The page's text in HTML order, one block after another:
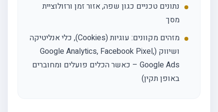
נתונים טכניים כגון שפה, אזור זמן ורזולוציית
מסך
מזהים מקוונים: עוגיות (Cookies), כלי אנליטיקה
ושיווק (Google Analytics, Facebook Pixel,
Google Ads – כאשר הכלים פועלים ומחוברים
באופן תקין)